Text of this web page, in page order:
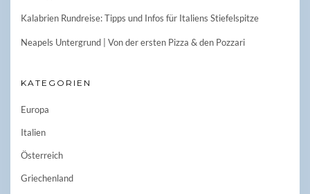
Kalabrien Rundreise: Tipps und Infos für Italiens Stiefelspitze
Neapels Untergrund | Von der ersten Pizza & den Pozzari
KATEGORIEN
Europa
Italien
Österreich
Griechenland